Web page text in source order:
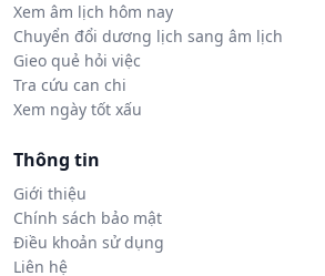
Xem âm lịch hôm nay
Chuyển đổi dương lịch sang âm lịch
Gieo quẻ hỏi việc
Tra cứu can chi
Xem ngày tốt xấu
Thông tin
Giới thiệu
Chính sách bảo mật
Điều khoản sử dụng
Liên hệ